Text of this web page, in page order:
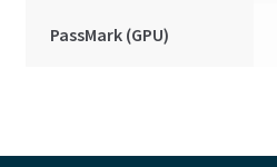
PassMark (GPU)